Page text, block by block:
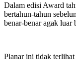
Dalam edisi Award
bertahun-tahun
benar-benar agak luar
Planar ini tidak terlihat